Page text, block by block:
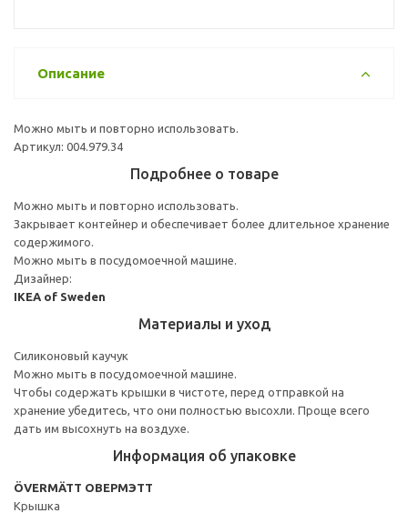
Описание
Можно мыть и повторно использовать.
Артикул: 004.979.34
Подробнее о товаре
Можно мыть и повторно использовать.
Закрывает контейнер и обеспечивает более длительное хранение
содержимого.
Можно мыть в посудомоечной машине.
Дизайнер:
IKEA of Sweden
Материалы и уход
Силиконовый каучук
Можно мыть в посудомоечной машине.
Чтобы содержать крышки в чистоте, перед отправкой на
хранение убедитесь, что они полностью высохли. Проще всего
дать им высохнуть на воздухе.
Информация об упаковке
ÖVERMÄTT ОВЕРМЭТТ
Крышка